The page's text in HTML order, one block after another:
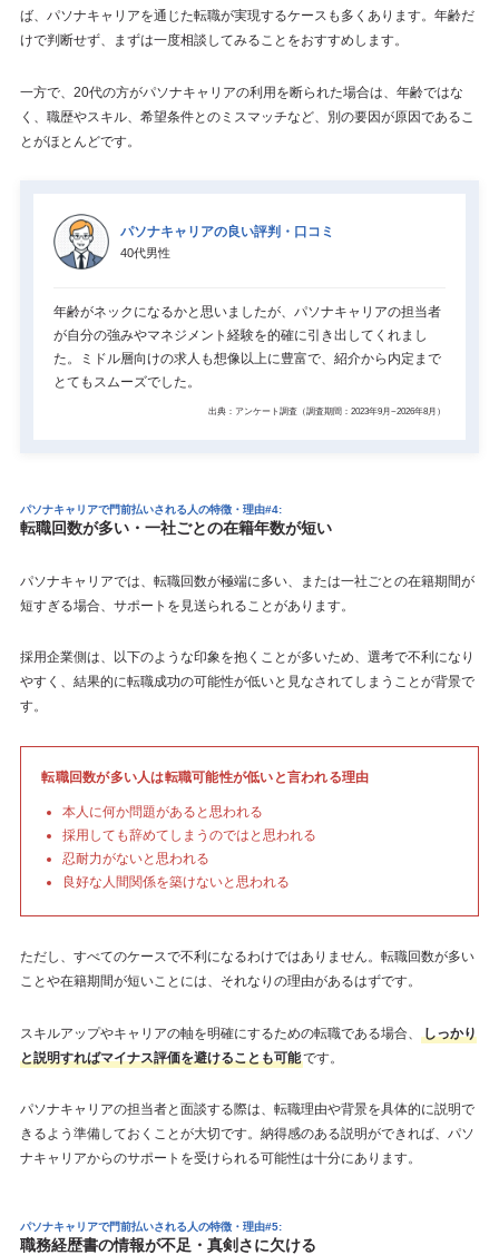
ば、パソナキャリアを通じた転職が実現するケースも多くあります。年齢だ
けで判断せず、まずは一度相談してみることをおすすめします。
一方で、20代の方がパソナキャリアの利用を断られた場合は、年齢ではな
く、職歴やスキル、希望条件とのミスマッチなど、別の要因が原因であるこ
とがほとんどです。
パソナキャリアの良い評判・口コミ
40代男性
年齢がネックになるかと思いましたが、パソナキャリアの担当者
が自分の強みやマネジメント経験を的確に引き出してくれまし
た。ミドル層向けの求人も想像以上に豊富で、紹介から内定まで
とてもスムーズでした。
出典：アンケート調査（調査期間：2023年9月~2026年8月）
パソナキャリアで門前払いされる人の特徴・理由#4:
転職回数が多い・一社ごとの在籍年数が短い
パソナキャリアでは、転職回数が極端に多い、または一社ごとの在籍期間が
短すぎる場合、サポートを見送られることがあります。
採用企業側は、以下のような印象を抱くことが多いため、選考で不利になり
やすく、結果的に転職成功の可能性が低いと見なされてしまうことが背景で
す。
転職回数が多い人は転職可能性が低いと言われる理由
本人に何か問題があると思われる
採用しても辞めてしまうのではと思われる
忍耐力がないと思われる
良好な人間関係を築けないと思われる
ただし、すべてのケースで不利になるわけではありません。転職回数が多い
ことや在籍期間が短いことには、それなりの理由があるはずです。
スキルアップやキャリアの軸を明確にするための転職である場合、
しっかり
と説明すればマイナス評価を避けることも可能です。
パソナキャリアの担当者と面談する際は、転職理由や背景を具体的に説明で
きるよう準備しておくことが大切です。納得感のある説明ができれば、パソ
ナキャリアからのサポートを受けられる可能性は十分にあります。
パソナキャリアで門前払いされる人の特徴・理由#5:
職務経歴書の情報が不足・真剣さに欠ける